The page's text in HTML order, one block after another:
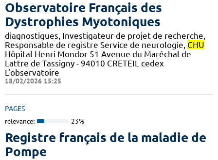
Observatoire Français des
Dystrophies Myotoniques
diagnostiques, Investigateur de projet de recherche,
Responsable de registre Service de neurologie, CHU
Hôpital Henri Mondor 51 Avenue du Maréchal de
Lattre de Tassigny - 94010 CRETEIL cedex
L’observatoire
18/02/2026 15:25
PAGES
relevance: 23%
Registre français de la maladie de
Pompe